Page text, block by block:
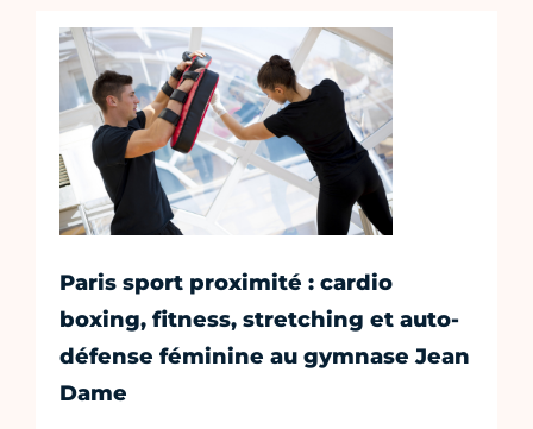
Paris sport proximité : cardio
boxing, fitness, stretching et auto-
défense féminine au gymnase Jean
Dame